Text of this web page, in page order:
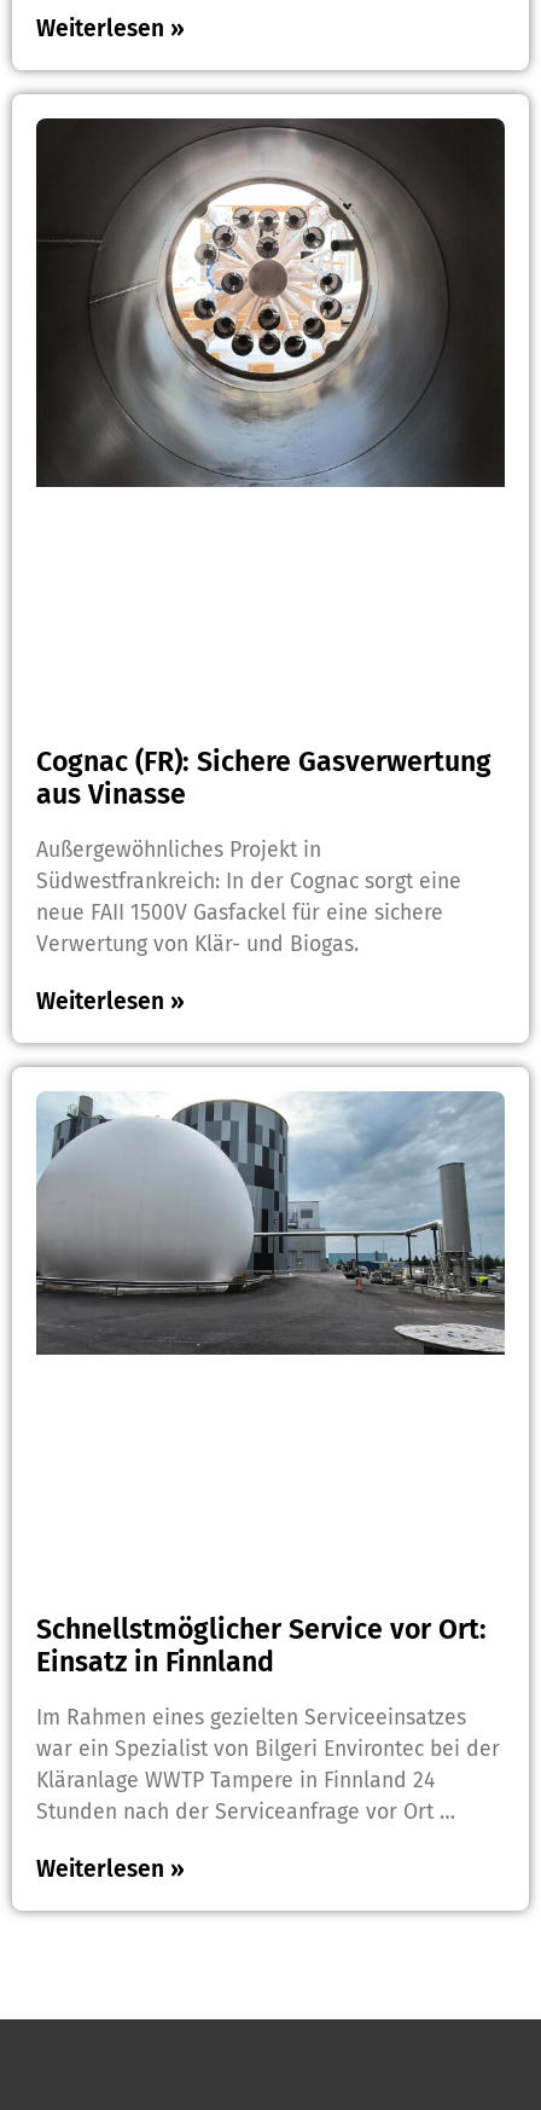
Weiterlesen »
Cognac (FR): Sichere Gasverwertung
aus Vinasse
Außergewöhnliches Projekt in
Südwestfrankreich: In der Cognac sorgt eine
neue FAII 1500V Gasfackel für eine sichere
Verwertung von Klär- und Biogas.
Weiterlesen »
Schnellstmöglicher Service vor Ort:
Einsatz in Finnland
Im Rahmen eines gezielten Serviceeinsatzes
war ein Spezialist von Bilgeri Environtec bei der
Kläranlage WWTP Tampere in Finnland 24
Stunden nach der Serviceanfrage vor Ort …
Weiterlesen »